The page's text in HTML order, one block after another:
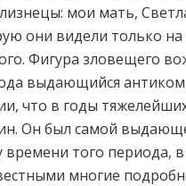
мои мать,
они видели только
Фигура зловещего
выдающийся
что в годы
Он был самой
того периода,
многие